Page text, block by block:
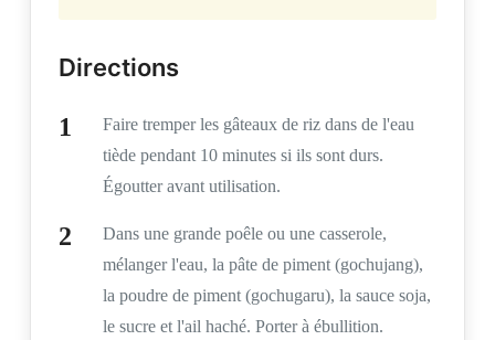
Directions
Faire tremper les gâteaux de riz dans de l'eau
tiède pendant 10 minutes si ils sont durs.
Égoutter avant utilisation.
Dans une grande poêle ou une casserole,
mélanger l'eau, la pâte de piment (gochujang),
la poudre de piment (gochugaru), la sauce soja,
le sucre et l'ail haché. Porter à ébullition.